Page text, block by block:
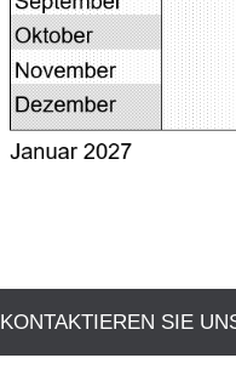
KONTAKTIEREN SIE